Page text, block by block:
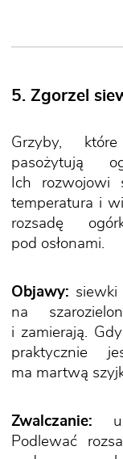
5. Zgorzel
Grzyby,
pasożytują
Ich rozwojowi
temperatura i
rozsadę
pod osłonami.
Objawy: siewki
na
i zamierają.
praktycznie
ma martwą
Zwalczanie:
Podlewać